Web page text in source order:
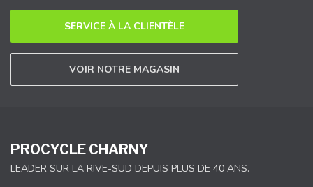
SERVICE À LA CLIENTÈLE
VOIR NOTRE MAGASIN
PROCYCLE CHARNY
LEADER SUR LA RIVE-SUD DEPUIS PLUS DE 40 ANS.